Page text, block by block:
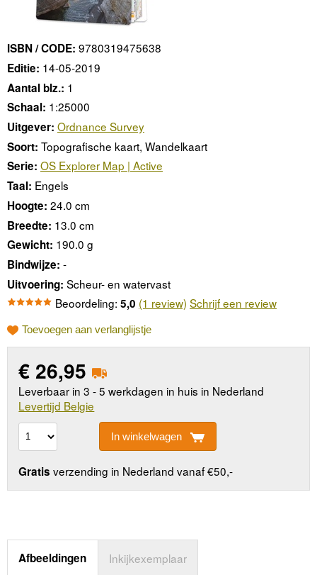
ISBN / CODE: 9780319475638
Editie: 14-05-2019
Aantal blz.: 1
Schaal: 1:25000
Uitgever: Ordnance Survey
Soort: Topografische kaart, Wandelkaart
Serie: OS Explorer Map | Active
Taal: Engels
Hoogte: 24.0 cm
Breedte: 13.0 cm
Gewicht: 190.0 g
Bindwijze: -
Uitvoering: Scheur- en watervast
Beoordeling: 5,0 (1 review) Schrijf een review
Toevoegen aan verlanglijstje
€ 26,95
Leverbaar in 3 - 5 werkdagen in huis in Nederland
Levertijd Belgie
In winkelwagen
Gratis verzending in Nederland vanaf €50,-
Afbeeldingen Inkijkexemplaar